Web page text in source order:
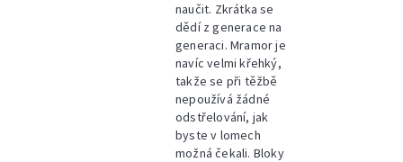
naučit. Zkrátka se
dědí z generace na
generaci. Mramor je
navíc velmi křehký,
takže se při těžbě
nepoužívá žádné
odstřelování, jak
byste v lomech
možná čekali. Bloky